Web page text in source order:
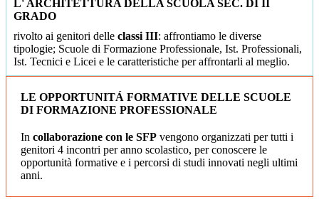
L' ARCHITETTURA DELLA SCUOLA SEC. DI II
GRADO
rivolto ai genitori delle classi III: affrontiamo le diverse
tipologie; Scuole di Formazione Professionale, Ist. Professionali,
Ist. Tecnici e Licei e le caratteristiche per affrontarli al meglio.
LE OPPORTUNITÁ FORMATIVE DELLE SCUOLE
DI FORMAZIONE PROFESSIONALE
In collaborazione con le SFP vengono organizzati per tutti i
genitori 4 incontri per anno scolastico, per conoscere le
opportunità formative e i percorsi di studi innovati negli ultimi
anni.